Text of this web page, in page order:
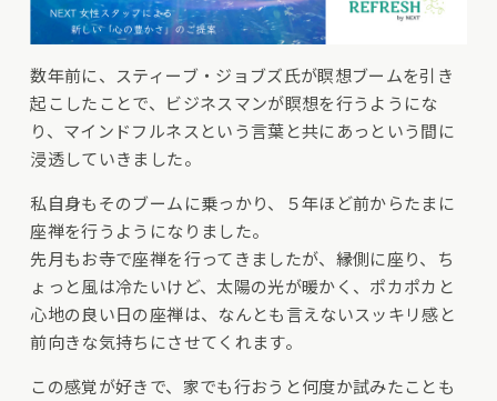
数年前に、スティーブ・ジョブズ氏が瞑想ブームを引き
起こしたことで、ビジネスマンが瞑想を行うようにな
り、マインドフルネスという言葉と共にあっという間に
浸透していきました。
私自身もそのブームに乗っかり、５年ほど前からたまに
座禅を行うようになりました。
先月もお寺で座禅を行ってきましたが、縁側に座り、ち
ょっと風は冷たいけど、太陽の光が暖かく、ポカポカと
心地の良い日の座禅は、なんとも言えないスッキリ感と
前向きな気持ちにさせてくれます。
この感覚が好きで、家でも行おうと何度か試みたことも